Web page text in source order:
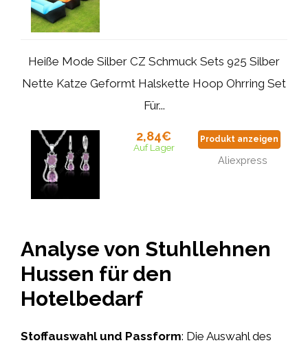
Heiße Mode Silber CZ Schmuck Sets 925 Silber
Nette Katze Geformt Halskette Hoop Ohrring Set
Für...
2,84€
Auf Lager
Produkt anzeigen
Aliexpress
Analyse von Stuhllehnen
Hussen für den
Hotelbedarf
Stoffauswahl und Passform: Die Auswahl des